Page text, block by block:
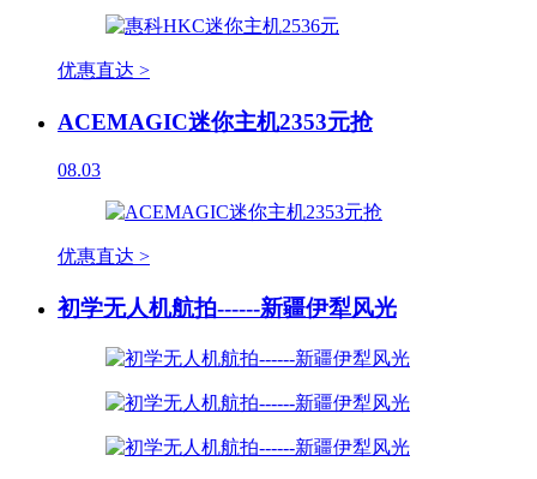
优惠直达 >
ACEMAGIC迷你主机2353元抢
08.03
优惠直达 >
初学无人机航拍------新疆伊犁风光